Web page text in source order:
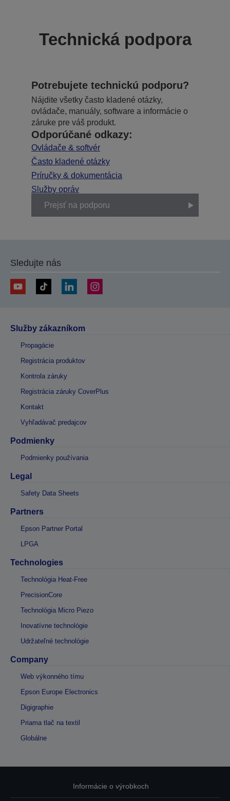
Technická podpora
Potrebujete technickú podporu?
Nájdite všetky často kladené otázky,
ovládače, manuály, software a informácie o
záruke pre váš produkt.
Odporúčané odkazy:
Ovládače & softvér
Často kladené otázky
Príručky & dokumentácia
Služby opráv
Prejsť na podporu
Sledujte nás
Služby zákazníkom
Propagácie
Registrácia produktov
Kontrola záruky
Registrácia záruky CoverPlus
Kontakt
Vyhľadávač predajcov
Podmienky
Podmienky používania
Legal
Safety Data Sheets
Partners
Epson Partner Portal
LPGA
Technologies
Technológia Heat-Free
PrecisionCore
Technológia Micro Piezo
Inovatívne technológie
Udržateľné technológie
Company
Web výkonného tímu
Epson Europe Electronics
Digigraphie
Priama tlač na textil
Globálne
Informácie o výrobkoch